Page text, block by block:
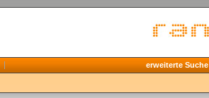
erweiterte Suche